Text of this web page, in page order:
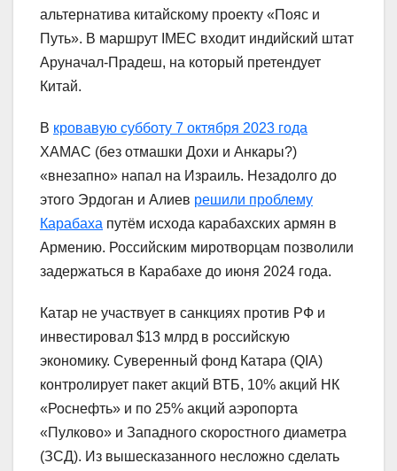
альтернатива китайскому проекту «Пояс и
Путь». В маршрут IMEC входит индийский штат
Аруначал-Прадеш, на который претендует
Китай.
В кровавую субботу 7 октября 2023 года
ХАМАС (без отмашки Дохи и Анкары?)
«внезапно» напал на Израиль. Незадолго до
этого Эрдоган и Алиев решили проблему
Карабаха путём исхода карабахских армян в
Армению. Российским миротворцам позволили
задержаться в Карабахе до июня 2024 года.
Катар не участвует в санкциях против РФ и
инвестировал $13 млрд в российскую
экономику. Суверенный фонд Катара (QIA)
контролирует пакет акций ВТБ, 10% акций НК
«Роснефть» и по 25% акций аэропорта
«Пулково» и Западного скоростного диаметра
(ЗСД). Из вышесказанного несложно сделать